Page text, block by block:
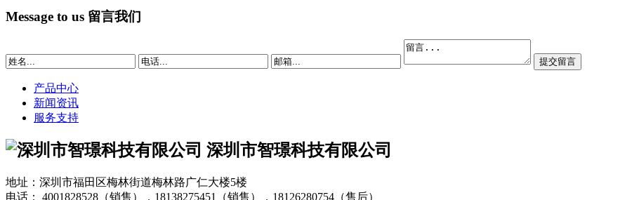
Message to us 留言我们
产品中心
新闻资讯
服务支持
深圳市智璟科技有限公司
地址：深圳市福田区梅林街道梅林路广仁大楼5楼
电话： 4001828528（销售），18138275451（销售），18126280754（售后）